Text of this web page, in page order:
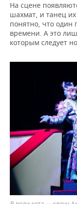
На сцене
шахмат, и танец их
понятно, что один
времени. А это
которым следует